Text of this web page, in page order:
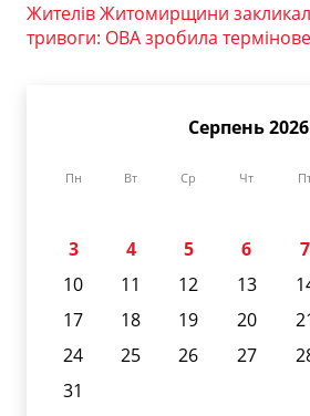
Жителів Житомирщини
тривоги: ОВА зробила
Серпень 2026
Пн Вт Ср Чт
3
4 5 6 7
10
11 12 13
17
18 19 20
24
25 26 27
31